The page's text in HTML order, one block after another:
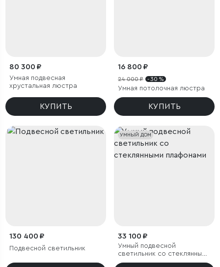
80 300 ₽
Умная подвесная
хрустальная люстра
КУПИТЬ
16 800 ₽
24 000 ₽ - 30 %
Умная потолочная люстра
КУПИТЬ
130 400 ₽
Подвесной светильник
УМНЫЙ ДОМ
33 100 ₽
Умный подвесной
светильник со стеклянными
плафонами